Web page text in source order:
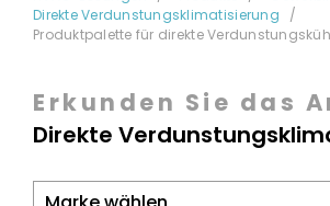
Direkte Verdunstungsklimatisierung
Produktpalette für direkte
Erkunden Sie das
Direkte